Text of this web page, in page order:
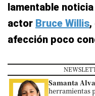
lamentable
actor Bruce Willis,
afección poco
Samanta Alva
herramientas